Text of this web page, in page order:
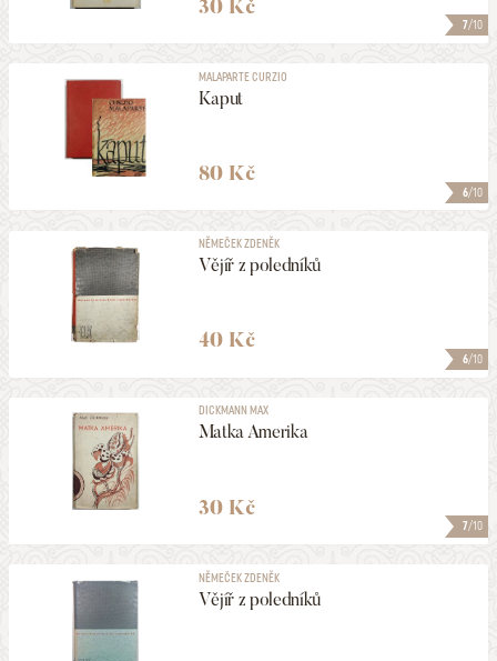
7/10
30 Kč
6/10
MALAPARTE CURZIO
Kaput
80 Kč
6/10
NĚMEČEK ZDENĚK
Vějíř z poledníků
40 Kč
7/10
DICKMANN MAX
Matka Amerika
30 Kč
NĚMEČEK ZDENĚK
Vějíř z poledníků